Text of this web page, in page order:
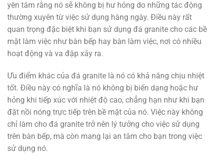
yên tâm rằng nó sẽ không bị hư hỏng do những tác động
thường xuyên từ việc sử dụng hàng ngày. Điều này rất
quan trọng đặc biệt khi bạn sử dụng đá granite cho các bề
mặt làm việc như bàn bếp hay bàn làm việc, nơi có nhiều
hoạt động và va đập xảy ra.
Ưu điểm khác của đá granite là nó có khả năng chịu nhiệt
tốt. Điều này có nghĩa là nó không bị biến dạng hoặc hư
hỏng khi tiếp xúc với nhiệt độ cao, chẳng hạn như khi bạn
đặt nồi nóng trực tiếp trên bề mặt của nó. Việc này không
chỉ làm cho đá granite trở nên lý tưởng cho việc sử dụng
trên bàn bếp, mà còn mang lại an tâm cho bạn trong việc
sử dụng nó.